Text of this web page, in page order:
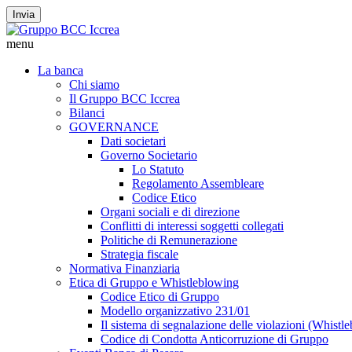
Invia
menu
La banca
Chi siamo
Il Gruppo BCC Iccrea
Bilanci
GOVERNANCE
Dati societari
Governo Societario
Lo Statuto
Regolamento Assembleare
Codice Etico
Organi sociali e di direzione
Conflitti di interessi soggetti collegati
Politiche di Remunerazione
Strategia fiscale
Normativa Finanziaria
Etica di Gruppo e Whistleblowing
Codice Etico di Gruppo
Modello organizzativo 231/01
Il sistema di segnalazione delle violazioni
Codice di Condotta Anticorruzione di Gruppo